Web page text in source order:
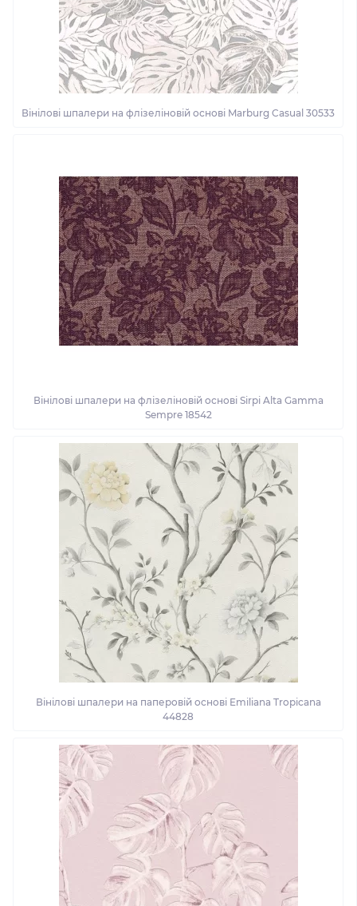
Вінілові шпалери на флізеліновій основі Marburg Casual 30533
Вінілові шпалери на флізеліновій основі Sirpi Alta Gamma
Sempre 18542
Вінілові шпалери на паперовій основі Emiliana Tropicana
44828